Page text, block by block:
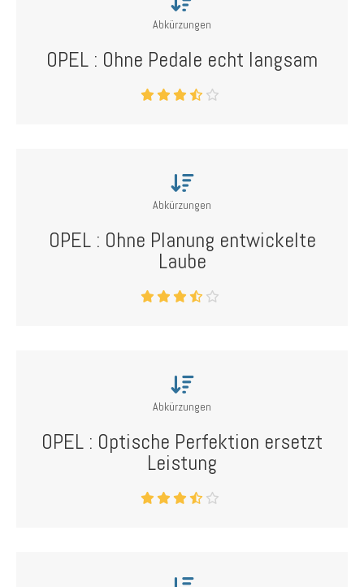
Abkürzungen
OPEL : Ohne Pedale echt langsam
Abkürzungen
OPEL : Ohne Planung entwickelte
Laube
Abkürzungen
OPEL : Optische Perfektion ersetzt
Leistung